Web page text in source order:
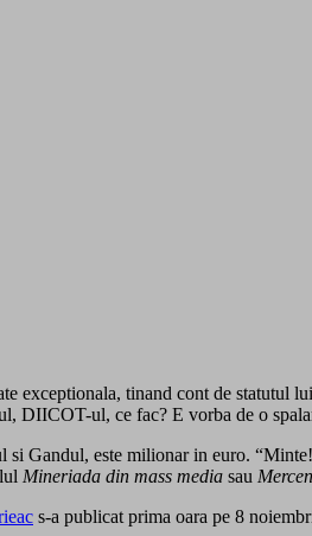
exceptionala, tinand cont de statutul
DIICOT-ul, ce fac? E vorba de o
si Gandul, este milionar in euro.
Mineriada din mass media sau
s-a publicat prima oara pe 8